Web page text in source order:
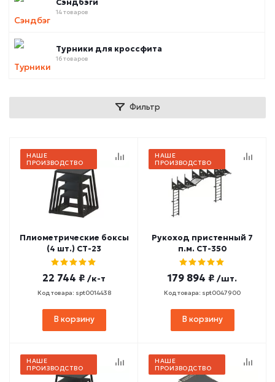
Сэндбэги
14 товаров
Турники для кроссфита
16 товаров
Фильтр
НАШЕ
ПРОИЗВОДСТВО
Плиометрические боксы
(4 шт.) СТ-23
22 744 ₽ /к-т
Код товара: spt0014438
В корзину
НАШЕ
ПРОИЗВОДСТВО
Рукоход пристенный 7
п.м. СТ-350
179 894 ₽ /шт.
Код товара: spt0047900
В корзину
НАШЕ
ПРОИЗВОДСТВО
НАШЕ
ПРОИЗВОДСТВО